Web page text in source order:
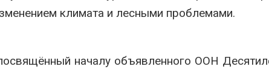
климата и лесными проблемами.
началу объявленного ООН